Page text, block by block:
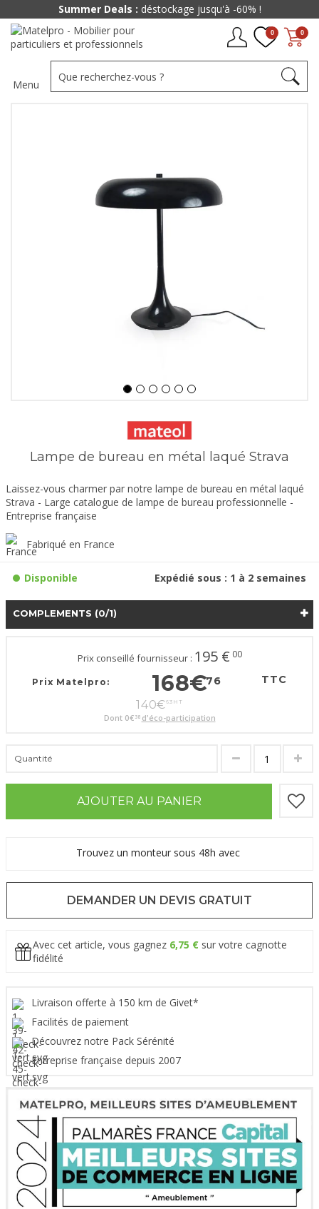
0
0
Menu
Lampe de bureau en métal laqué Strava
Laissez-vous charmer par notre lampe de bureau en métal laqué
Strava - Large catalogue de lampe de bureau professionnelle -
Entreprise française
Fabriqué en France
Disponible Expédié sous : 1 à 2 semaines
COMPLEMENTS (0/1)
Prix conseillé fournisseur : 195 € 00
Prix Matelpro: 168€76 TTC
140€63 HT
Dont 0€ 38 d'éco-participation
Quantité
AJOUTER AU PANIER
Trouvez un monteur sous 48h avec
DEMANDER UN DEVIS GRATUIT
Avec cet article, vous gagnez 6,75 € sur votre cagnotte
fidélité
Livraison offerte à 150 km de Givet*
Facilités de paiement
Découvrez notre Pack Sérénité
Entreprise française depuis 2007
Summer Deals : déstockage jusqu'à -60% !